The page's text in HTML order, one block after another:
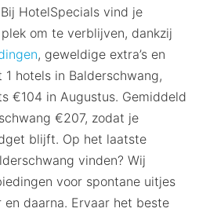
HotelSpecials vind je
om te verblijven, dankzij
, geweldige extra’s en
1 hotels in Balderschwang,
€104 in Augustus. Gemiddeld
€207, zodat je
blijft. Op het laatste
vinden? Wij
voor spontane uitjes
daarna. Ervaar het beste